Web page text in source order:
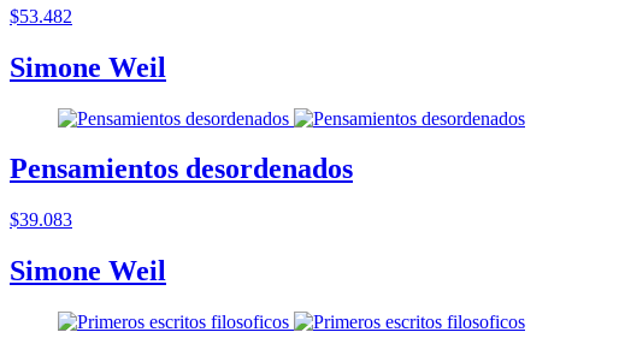
$53.482
Simone Weil
Pensamientos desordenados
$39.083
Simone Weil